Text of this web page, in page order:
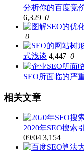
分析你的百度竞
6,329 0
0
式浅谈 4,447 0
SEO所面临的严
相关文章
2020年SEO搜索
09/04 3,154